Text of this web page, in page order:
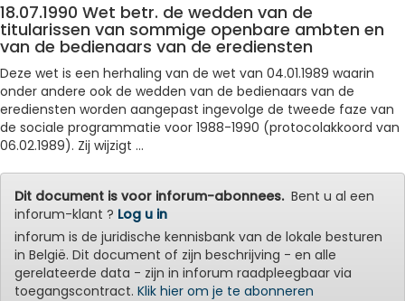
18.07.1990 Wet betr. de wedden van de
titularissen van sommige openbare ambten en
van de bedienaars van de erediensten
Deze wet is een herhaling van de wet van 04.01.1989 waarin
onder andere ook de wedden van de bedienaars van de
erediensten worden aangepast ingevolge de tweede faze van
de sociale programmatie voor 1988-1990 (protocolakkoord van
06.02.1989). Zij wijzigt ...
Dit document is voor inforum-abonnees.Bent u al een
inforum-klant ? Log u in
inforum is de juridische kennisbank van de lokale besturen
in België. Dit document of zijn beschrijving - en alle
gerelateerde data - zijn in inforum raadpleegbaar via
toegangscontract. Klik hier om je te abonneren